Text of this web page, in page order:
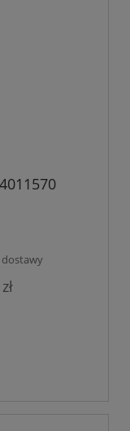
dostawy